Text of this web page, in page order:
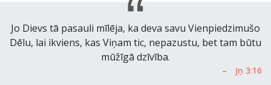
Jo Dievs tā pasauli mīlēja, ka deva savu Vienpiedzimušo
Dēlu, lai ikviens, kas Viņam tic, nepazustu, bet tam būtu
mūžīgā dzīvība.